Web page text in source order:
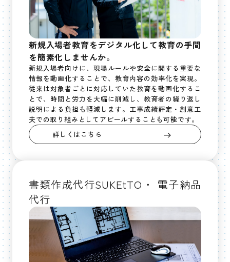
新規入場者教育をデジタル化して教育の手間
を簡素化しませんか。
新規入場者向けに、現場ルールや安全に関する重要な
情報を動画化することで、教育内容の効率化を実現。
従来は対象者ごとに対応していた教育を動画化するこ
とで、時間と労力を大幅に削減し、教育者の繰り返し
説明による負担も軽減します。工事成績評定・創意工
夫での取り組みとしてアピールすることも可能です。
詳しくはこちら
書類作成代行SUKEtTO・ 電子納品
代行